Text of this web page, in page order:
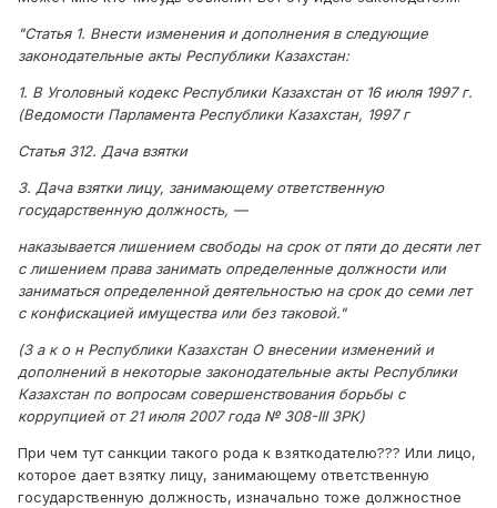
"Статья 1. Внести изменения и дополнения в следующие
законодательные акты Республики Казахстан:
1. В Уголовный кодекс Республики Казахстан от 16 июля 1997 г.
(Ведомости Парламента Республики Казахстан, 1997 г
Статья 312. Дача взятки
3. Дача взятки лицу, занимающему ответственную
государственную должность, —
наказывается лишением свободы на срок от пяти до десяти лет
с лишением права занимать определенные должности или
заниматься определенной деятельностью на срок до семи лет
с конфискацией имущества или без таковой."
(З а к о н Республики Казахстан О внесении изменений и
дополнений в некоторые законодательные акты Республики
Казахстан по вопросам совершенствования борьбы с
коррупцией от 21 июля 2007 года № 308-III ЗРК)
При чем тут санкции такого рода к взяткодателю??? Или лицо,
которое дает взятку лицу, занимающему ответственную
государственную должность, изначально тоже должностное